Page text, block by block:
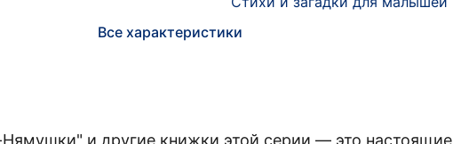
Все характеристики
и другие книжки этой серии — это настоящие